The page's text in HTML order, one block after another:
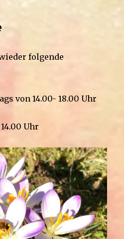
folgende
von 14.00- 18.00 Uhr
Uhr